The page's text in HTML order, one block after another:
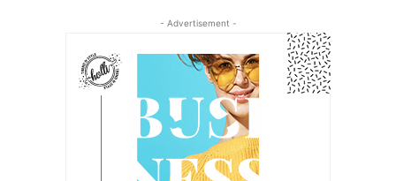
- Advertisement -